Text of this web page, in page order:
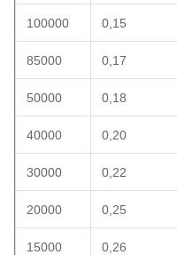
100000 0,15
85000 0,17
50000 0,18
40000 0,20
30000 0,22
20000 0,25
15000 0,26